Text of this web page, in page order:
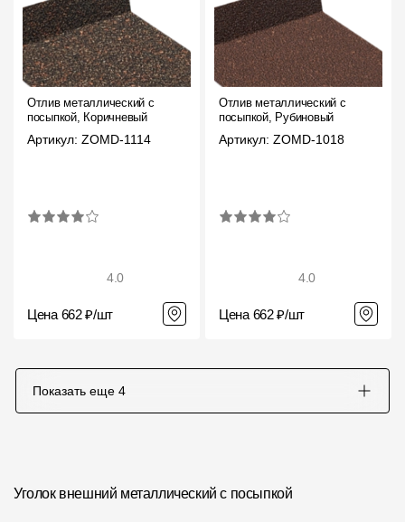
Отлив металлический с
посыпкой, Коричневый
Артикул: ZOMD-1114
4.0
Цена 662 ₽/шт
Отлив металлический с
посыпкой, Рубиновый
Артикул: ZOMD-1018
4.0
Цена 662 ₽/шт
Показать еще 4
Уголок внешний металлический с посыпкой